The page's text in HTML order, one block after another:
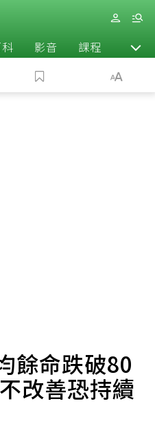
影音 課程 退休
餘命跌破80
改善恐持續